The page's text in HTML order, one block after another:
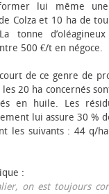
lui même
Colza et 10 ha de
tonne
500 €/t en négoce.
de ce genre de
20 ha concernés
en huile. Les
lui assure 30 %
les suivants : 44 q/
:
on est toujours